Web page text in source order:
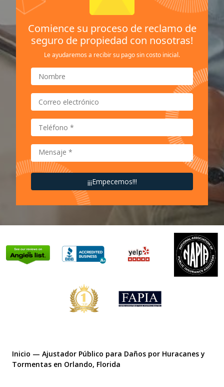
Comience su proceso de reclamo de
seguro de propiedad con nosotras!
Le ayudaremos a recibir su pago sin costo inicial.
Inicio — Ajustador Público para Daños por Huracanes y
Tormentas en Orlando, Florida